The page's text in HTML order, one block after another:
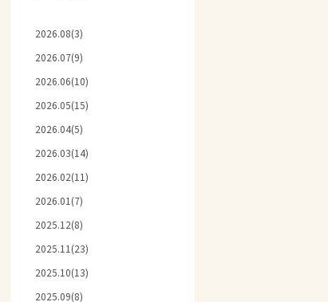
2026.08(3)
2026.07(9)
2026.06(10)
2026.05(15)
2026.04(5)
2026.03(14)
2026.02(11)
2026.01(7)
2025.12(8)
2025.11(23)
2025.10(13)
2025.09(8)